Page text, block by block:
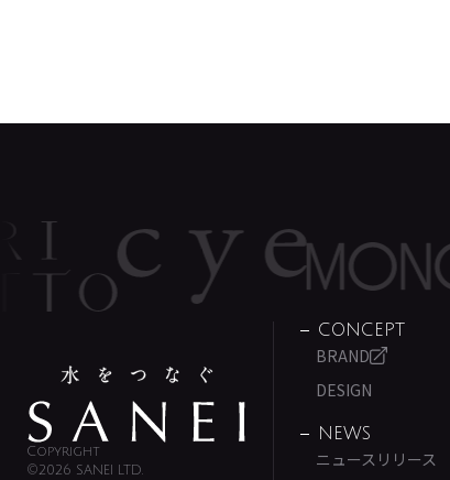
Copyright
©2026 SANEI LTD.
CONCEPT
BRAND
DESIGN
NEWS
ニュースリリース